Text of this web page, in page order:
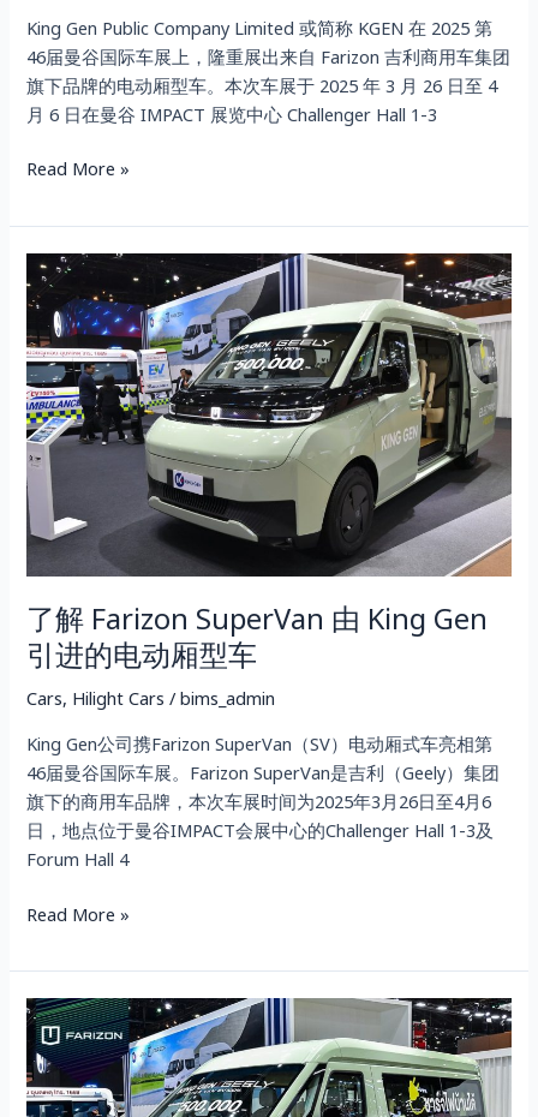
King Gen Public Company Limited 或简称 KGEN 在 2025 第
46届曼谷国际车展上，隆重展出来自 Farizon 吉利商用车集团
旗下品牌的电动厢型车。本次车展于 2025 年 3 月 26 日至 4
月 6 日在曼谷 IMPACT 展览中心 Challenger Hall 1-3
展，
满
足
多
化
用
场
景
求
Read More »
了解 Farizon SuperVan 由 King Gen
引进的电动厢型车
Cars, Hilight Cars /bims_admin
King Gen公司携Farizon SuperVan（SV）电动厢式车亮相第
46届曼谷国际车展。Farizon SuperVan是吉利（Geely）集团
旗下的商用车品牌，本次车展时间为2025年3月26日至4月6
日，地点位于曼谷IMPACT会展中心的Challenger Hall 1-3及
Forum Hall 4
了
解
Farizon
SuperVan
由
King
Gen
引
进
的
电
动
厢
型
车
Read More »
FARIZON